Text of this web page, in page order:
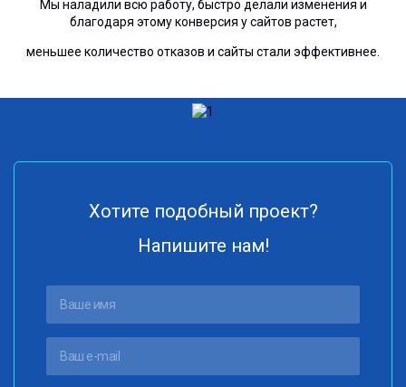
Мы наладили всю работу, быстро делали изменения и
благодаря этому конверсия у сайтов растет,
меньшее количество отказов и сайты стали эффективнее.
Хотите подобный проект?
Напишите нам!